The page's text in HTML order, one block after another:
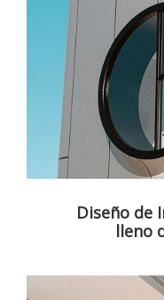
Diseño de
lleno